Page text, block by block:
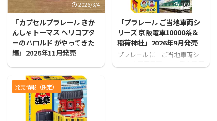
2026/8/4
「カプセルプラレール きか
んしゃトーマス ヘリコプタ
ーのハロルド がやってきた
編」2026年11月発売
プセルプラレール きかんしゃ
トーマス ヘリコプターのハロ
ルド がやってきた編」が発売
となります！
2026/7/31
「プラレール ご当地車両シ
リーズ 京阪電車10000系＆
稲荷神社」2026年9月発売
プラレールに「ご当地車両シ
発売情報（限定）